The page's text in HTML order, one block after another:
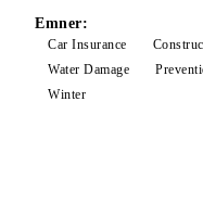
Emner:
Car Insurance
Water Damage
Winter